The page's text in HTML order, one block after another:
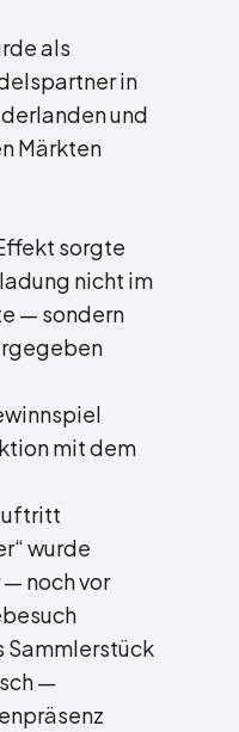
als
in
und
Märkten
sorgte
nicht im
— sondern
mit dem
wurde
noch vor
Sammlerstück
—